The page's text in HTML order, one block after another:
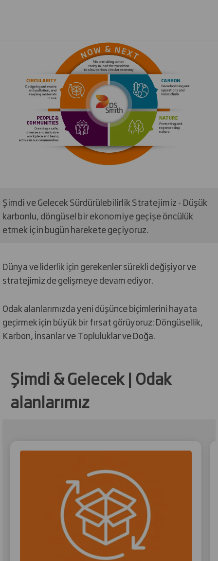
Şimdi ve Gelecek Sürdürülebilirlik Stratejimiz - Düşük
karbonlu, döngüsel bir ekonomiye geçişe öncülük
etmek için bugün harekete geçiyoruz.
Dünya ve liderlik için gerekenler sürekli değişiyor ve
stratejimiz de gelişmeye devam ediyor.
Odak alanlarımızda yeni düşünce biçimlerini hayata
geçirmek için büyük bir fırsat görüyoruz: Döngüsellik,
Karbon, İnsanlar ve Topluluklar ve Doğa.
Şimdi & Gelecek | Odak
alanlarımız